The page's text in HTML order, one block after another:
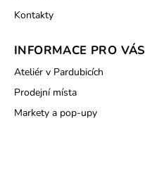
Kontakty
INFORMACE PRO VÁS
Ateliér v Pardubicích
Prodejní místa
Markety a pop-upy